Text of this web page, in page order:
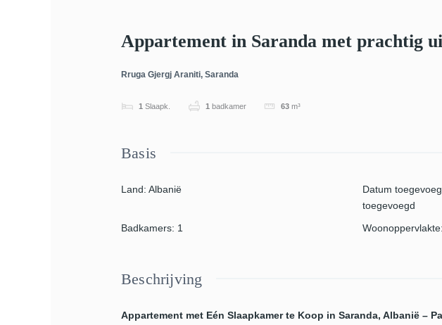
Appartement in Saranda met prachtig
Rruga Gjergj Araniti, Saranda
1 Slaapk. 1 badkamer 63 m³
Basis
Land: Albanië Datum
toegevoegd
Badkamers: 1 Woonoppervlakte:
Beschrijving
Appartement met Eén Slaapkamer te Koop in Saranda, Albanië –